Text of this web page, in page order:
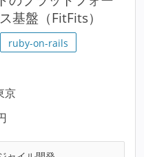
基盤（FitFits）
ruby-on-rails
京